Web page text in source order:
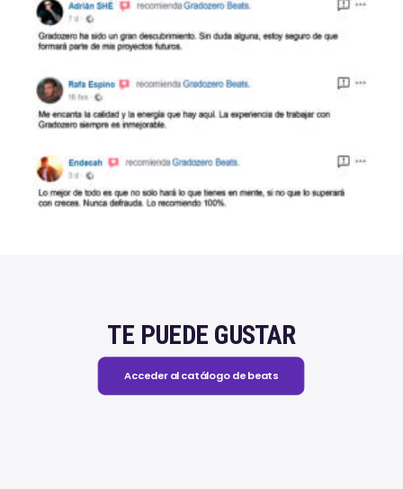
TE PUEDE GUSTAR
Acceder al catálogo de beats